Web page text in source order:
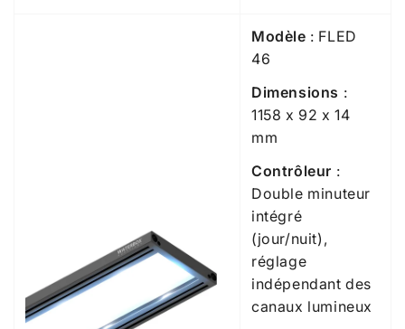
Modèle : FLED
46
Dimensions :
1158 x 92 x 14
mm
Contrôleur :
Double minuteur
intégré
(jour/nuit),
réglage
indépendant des
canaux lumineux